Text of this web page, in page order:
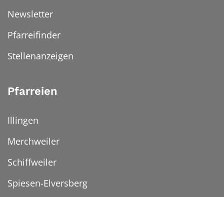
Newsletter
Pfarreifinder
Stellenanzeigen
Pfarreien
Illingen
Merchweiler
Schiffweiler
Spiesen-Elversberg